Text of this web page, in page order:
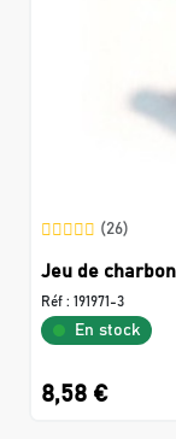
(26)
Jeu de
Réf : 191971-3
En stock
8,58 €